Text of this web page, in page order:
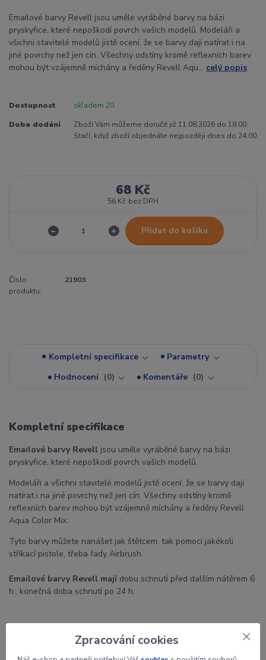
Emailové barvy Revell jsou uměle vyráběné barvy na bázi
pryskyřice, které nepoškodí povrch vašich modelů. Modeláři a
všichni stavitelé modelů jistě ocení, že se barvy dají natírat i na
jiné povrchy než jen cín. Všechny odstíny kromě reflexních barev
mohou být vzájemně míchány a ředěny Revell Aqu... celý popis
Dostupnost skladem 20
Doba dodání
Zboží Vám můžeme doručit již 11.08.2026 do 18:00.
Stačí, když zboží objednáte nejpozději dnes do 24:00
68 Kč
56 Kč bez DPH
Přidat do košíku
Číslo
produktu:
21903
Kompletní specifikace
Parametry
Hodnocení
0 Komentáře 0
Kompletní specifikace
Emailové barvy Revell jsou uměle vyráběné barvy na bázi
pryskyřice, které nepoškodí povrch vašich modelů.
Modeláři a všichni stavitelé modelů jistě ocení, že se barvy dají
natírat i na jiné povrchy než jen cín. Všechny odstíny kromě
reflexních barev mohou být vzájemně míchány a ředěny Revell
Aqua Color Mix.
Tyto barvy můžete nanášet jak štětcem, tak pomocí jakékoli
stříkací pistole, třeba řady Airbrush.
Emailové barvy Revell mají dobu schnutí před dalším nátěrem 6
h., konečná doba schnutí po 24 h.
Zpracování cookies